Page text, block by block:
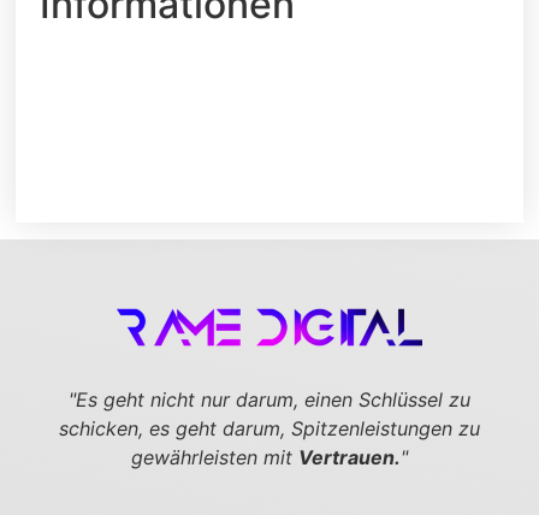
"Es geht nicht nur darum, einen Schlüssel zu
schicken, es geht darum, Spitzenleistungen zu
gewährleisten mit Vertrauen."